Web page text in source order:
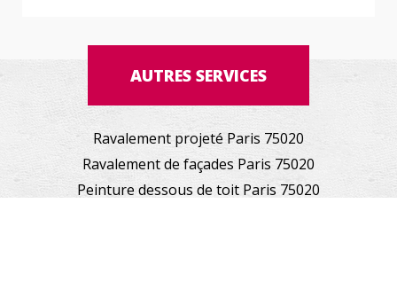
AUTRES SERVICES
Ravalement projeté Paris 75020
Ravalement de façades Paris 75020
Peinture dessous de toit Paris 75020